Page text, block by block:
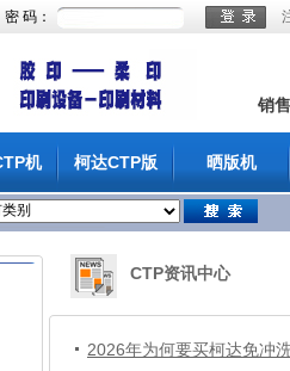
密 码：
销
机 柯达CTP版 晒版机
CTP资讯中心
2026年为何要买柯达免冲